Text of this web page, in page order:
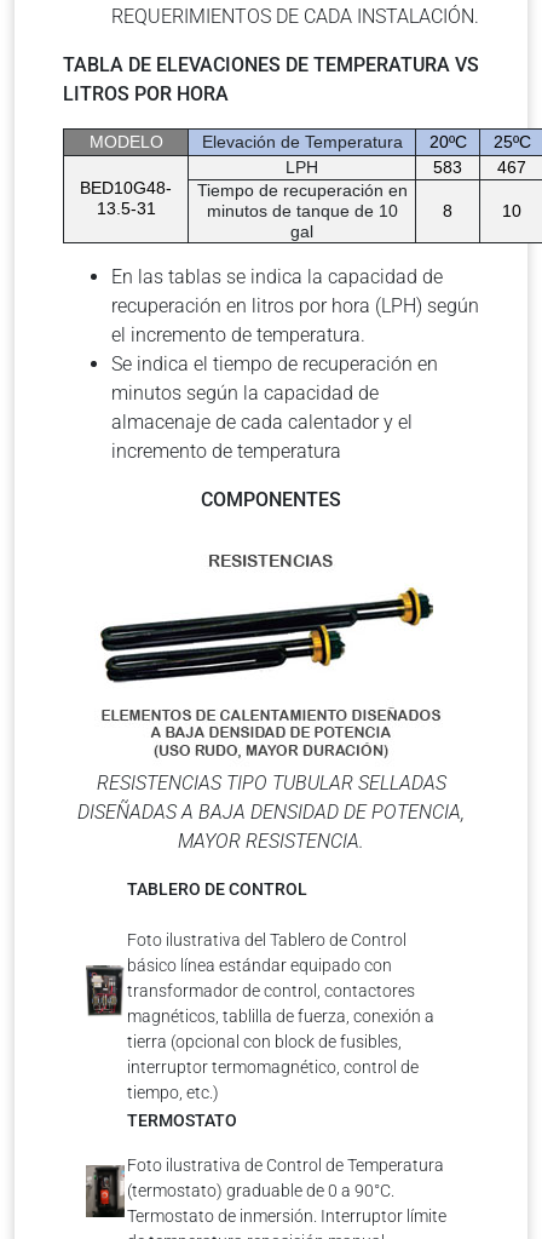
REQUERIMIENTOS DE CADA INSTALACIÓN.
TABLA DE ELEVACIONES DE TEMPERATURA VS
LITROS POR HORA
MODELO Elevación de Temperatura 20ºC 25ºC
BED10G48-
13.5-31
LPH 583
467
Tiempo de recuperación en
minutos de tanque de 10
gal
8 10
En las tablas se indica la capacidad de
recuperación en litros por hora (LPH) según
el incremento de temperatura.
Se indica el tiempo de recuperación en
minutos según la capacidad de
almacenaje de cada calentador y el
incremento de temperatura
COMPONENTES
RESISTENCIAS TIPO TUBULAR SELLADAS
DISEÑADAS A BAJA DENSIDAD DE POTENCIA,
MAYOR RESISTENCIA.
TABLERO DE CONTROL
Foto ilustrativa del Tablero de Control
básico línea estándar equipado con
transformador de control, contactores
magnéticos, tablilla de fuerza, conexión a
tierra (opcional con block de fusibles,
interruptor termomagnético, control de
tiempo, etc.)
TERMOSTATO
Foto ilustrativa de Control de Temperatura
(termostato) graduable de 0 a 90°C.
Termostato de inmersión. Interruptor límite